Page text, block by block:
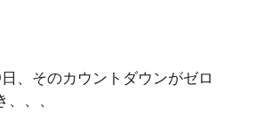
、そのカウントダウンがゼロ
、、